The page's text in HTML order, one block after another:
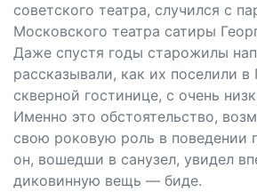
советского театра, случился с
Московского театра сатиры
Даже спустя годы старожилы
рассказывали, как их поселили
скверной гостинице, с очень
Именно это обстоятельство,
свою роковую роль в поведении
он, вошедши в санузел, увидел
диковинную вещь — биде.